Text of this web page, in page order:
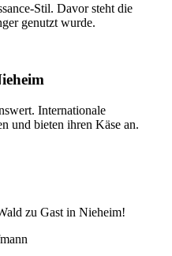
Stil. Davor steht die
genutzt wurde.
Internationale
und bieten ihren Käse an.
zu Gast in Nieheim!